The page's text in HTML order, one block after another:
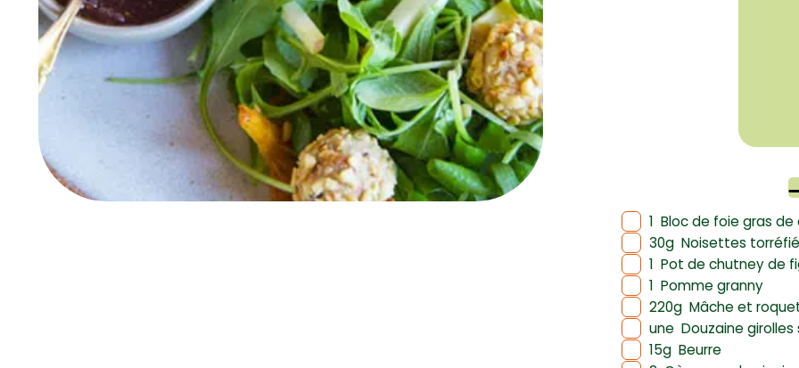
1 Bloc de foie gras de
30g Noisettes
1 Pot de chutney de
1 Pomme granny
220g Mâche et
une Douzaine girolles
15g Beurre